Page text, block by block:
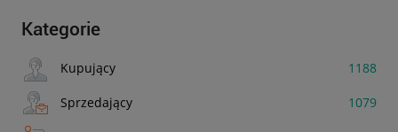
Kategorie
Kupujący 1188
Sprzedający 1079